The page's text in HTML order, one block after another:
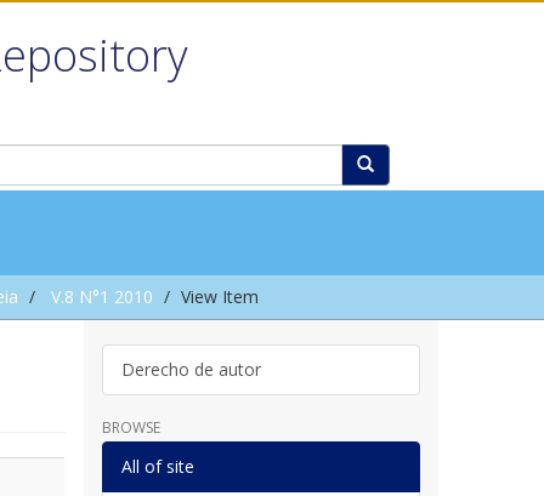
V.8 N°1 2010 View Item
Derecho de autor
BROWSE
All of site